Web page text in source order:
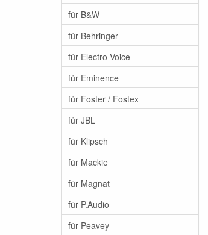
für B&W
für Behringer
für Electro-Voice
für Eminence
für Foster / Fostex
für JBL
für Klipsch
für Mackie
für Magnat
für P.Audio
für Peavey